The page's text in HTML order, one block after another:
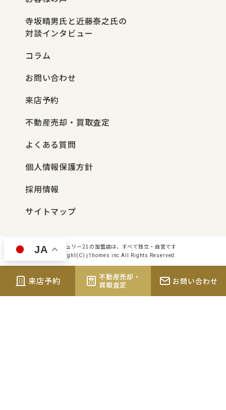
寺坂晴男氏と近藤泰之氏の
対談インタビュー
コラム
お問い合わせ
来店予約
不動産売却・買取査定
よくある質問
個人情報保護方針
採用情報
サイトマップ
センチュリー21の加盟店は、すべて独立・自営です
Copyright(C) j1homes inc All Rights Reserved.
来店予約
不動産売却・
買取査定
お問い合わせ
JA